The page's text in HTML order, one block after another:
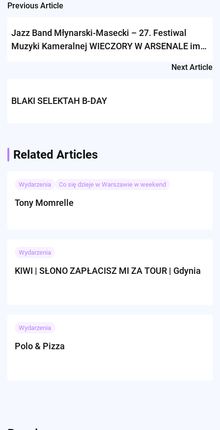
Post
navigation
Previous Article
Jazz Band Młynarski-Masecki – 27. Festiwal
Muzyki Kameralnej WIECZORY W ARSENALE im.
Next Article
BLAKI SELEKTAH B-DAY
Related Articles
Wydarzenia Co się dzieje w Warszawie w weekend
Tony Momrelle
Wydarzenia
KIWI | SŁONO ZAPŁACISZ MI ZA TOUR | Gdynia
Wydarzenia
Polo & Pizza